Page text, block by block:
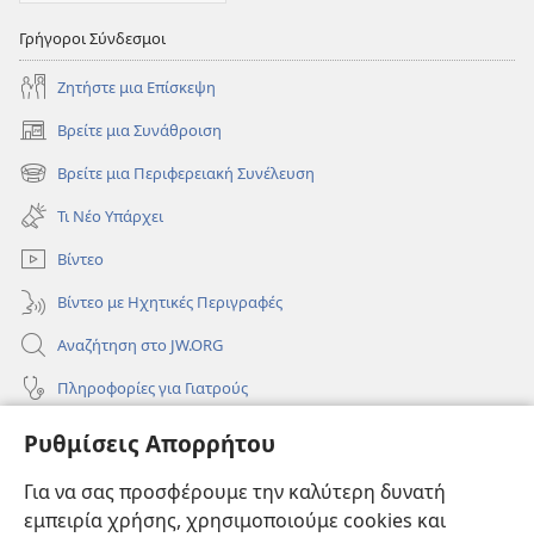
Ρυθμίσεις Απορρήτου
Για να σας προσφέρουμε την καλύτερη δυνατή
εμπειρία χρήσης, χρησιμοποιούμε cookies και
Γρήγοροι Σύνδεσμοι
Ζητήστε μια Επίσκεψη
Βρείτε μια Συνάθροιση
(ανοίγει
νέο
παράθυρο)
Βρείτε μια Περιφερειακή Συνέλευση
(ανοίγει
νέο
παράθυρο)
Τι Νέο Υπάρχει
Βίντεο
Βίντεο με Ηχητικές Περιγραφές
Αναζήτηση στο JW.ORG
Πληροφορίες για Γιατρούς
Πληροφορίες για Επίσημους Φορείς και ΜΜΕ